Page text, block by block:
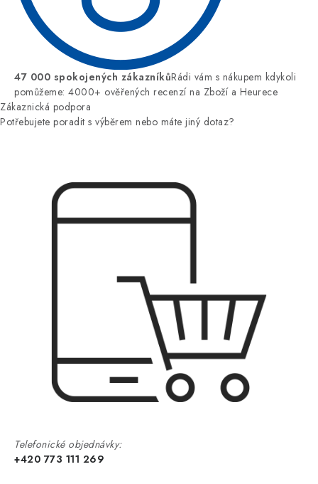
47 000 spokojených zákazníkůRádi vám s nákupem kdykoli
pomůžeme: 4000+ ověřených recenzí na Zboží a Heurece
Zákaznická podpora
Potřebujete poradit s výběrem nebo máte jiný dotaz?
Telefonické objednávky:
+420 773 111 269